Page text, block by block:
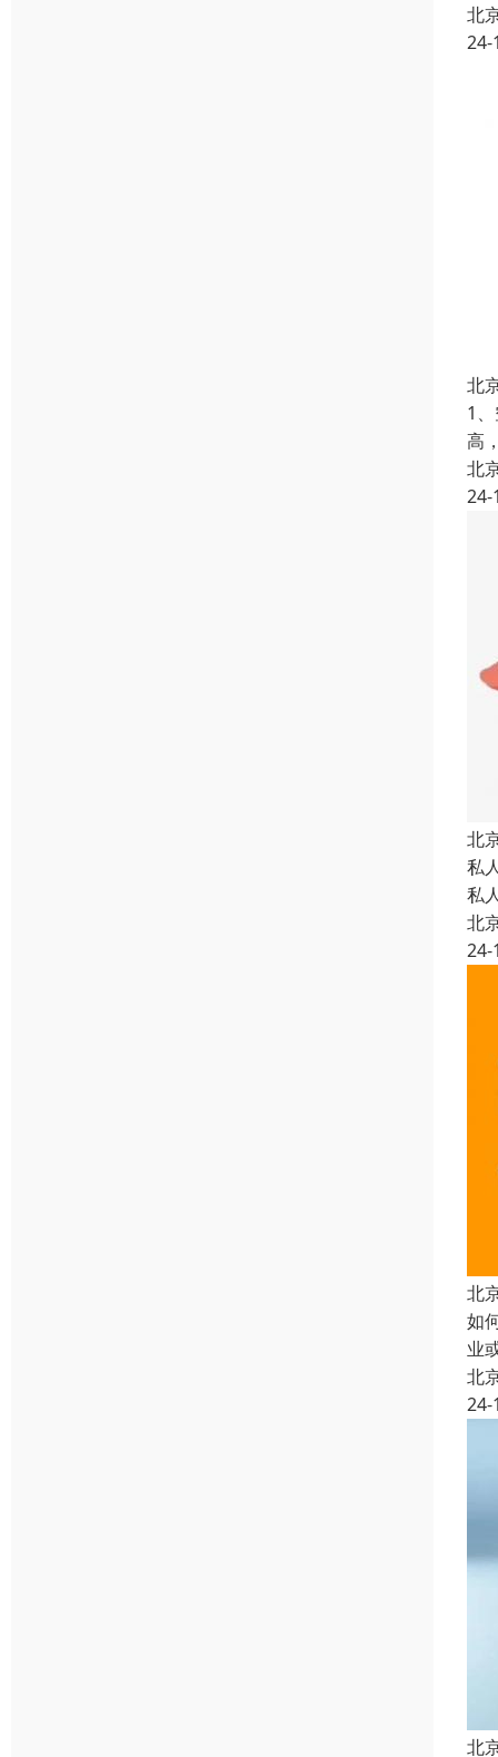
北
24-
北
1
高
北
24-
北
私
私
北
24-
北
如
业
北
24-
北